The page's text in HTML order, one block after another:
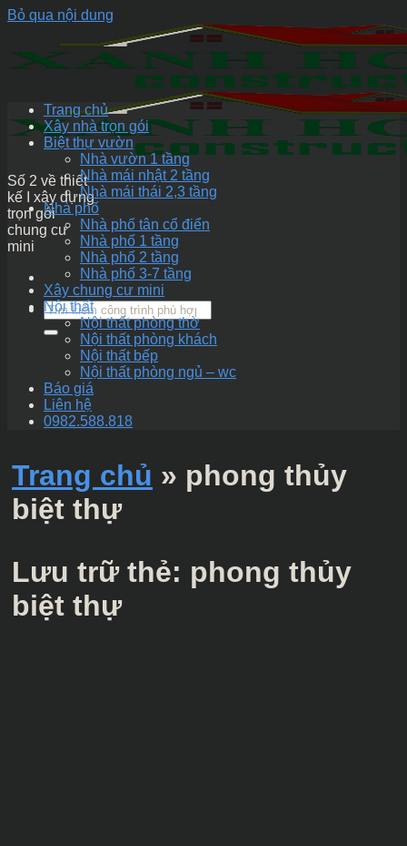
Bỏ qua nội dung
Số 2 về thiết
kế I xây dựng
trọn gói
chung cư
mini
Trang chủ
Xây nhà trọn gói
Biệt thự vườn
Nhà vườn 1 tầng
Nhà mái nhật 2 tầng
Nhà mái thái 2,3 tầng
Nhà phố
Nhà phố tân cổ điển
Nhà phố 1 tầng
Nhà phố 2 tầng
Nhà phố 3-7 tầng
Xây chung cư mini
Nội thất
Nội thất phòng thờ
Nội thất phòng khách
Nội thất bếp
Nội thất phòng ngủ – wc
Báo giá
Liên hệ
0982.588.818
Trang chủ » phong thủy
biệt thự
Lưu trữ thẻ: phong thủy
biệt thự